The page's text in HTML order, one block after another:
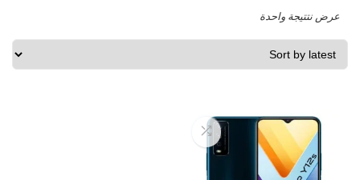
عرض نتتيجة واحدة